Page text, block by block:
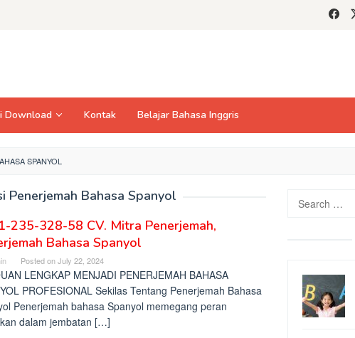
Download Kontak Belajar Bahasa Inggris
SPANYOL
Penerjemah Bahasa Spanyol
235-328-58 CV. Mitra Penerjemah,
Bahasa Spanyol
Posted onJuly 22, 2024
LENGKAP MENJADI PENERJEMAH BAHASA
PROFESIONAL Sekilas Tentang Penerjemah Bahasa
Penerjemah bahasa Spanyol memegang peran
dalam jembatan […]
Search